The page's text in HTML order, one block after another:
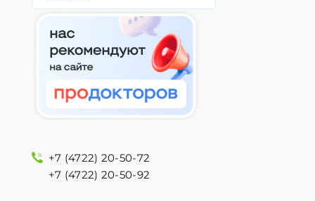
+7 (4722) 20-50-72
+7 (4722) 20-50-92